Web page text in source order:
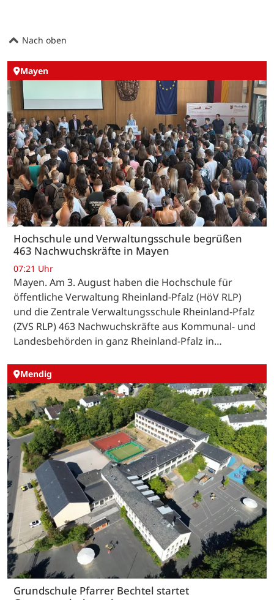
Nach oben
Mayen
Hochschule und Verwaltungsschule begrüßen
463 Nachwuchskräfte in Mayen
07:21 Uhr
Mayen. Am 3. August haben die Hochschule für
öffentliche Verwaltung Rheinland-Pfalz (HöV RLP)
und die Zentrale Verwaltungsschule Rheinland-Pfalz
(ZVS RLP) 463 Nachwuchskräfte aus Kommunal- und
Landesbehörden in ganz Rheinland-Pfalz in…
Mendig
Grundschule Pfarrer Bechtel startet